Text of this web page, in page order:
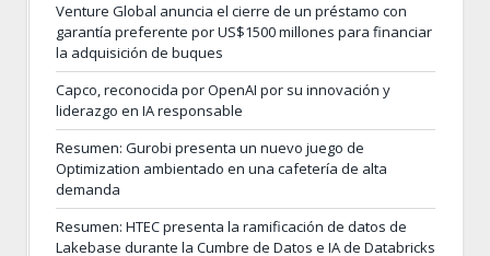
Venture Global anuncia el cierre de un préstamo con
garantía preferente por US$1500 millones para financiar
la adquisición de buques
Capco, reconocida por OpenAI por su innovación y
liderazgo en IA responsable
Resumen: Gurobi presenta un nuevo juego de
Optimization ambientado en una cafetería de alta
demanda
Resumen: HTEC presenta la ramificación de datos de
Lakebase durante la Cumbre de Datos e IA de Databricks